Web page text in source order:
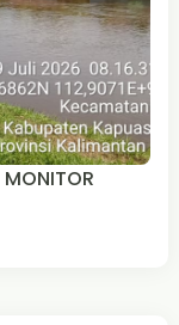
MONITOR